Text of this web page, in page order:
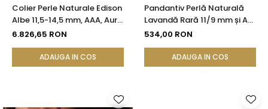
Colier Perle Naturale Edison
Albe 11,5-14,5 mm, AAA, Aur
Galben 14K | KASKADDA®
6.826,65 RON
ADAUGA IN COS
Pandantiv Perlă Naturală
Lavandă Rară 11/9 mm și Aur
Galben 14K (aur 585) |
534,00 RON
ADAUGA IN COS